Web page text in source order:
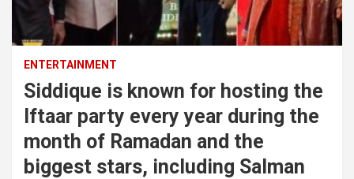
ENTERTAINMENT
Siddique is known for hosting the
Iftaar party every year during the
month of Ramadan and the
biggest stars, including Salman